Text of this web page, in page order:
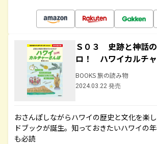
Ｓ０３ 史跡と神話
ロ！ ハワイカルチ
BOOKS 旅の読み物
2024.03.22 発売
おさんぽしながらハワイの歴史と文化を楽
ドブックが誕生。知っておきたいハワイの
も必読